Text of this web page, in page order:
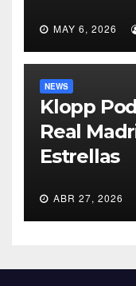
MAY 6, 2026
NEWS
Klopp
Real
Estrellas
ABR 27, 2026